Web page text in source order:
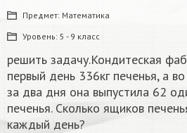
Предмет: Математика
Уровень: 5 - 9 класс
решить задачу.Кондитеская
первый день 336кг печенья, а
за два дня она выпустила 62
печенья. Сколько ящиков
каждый день?